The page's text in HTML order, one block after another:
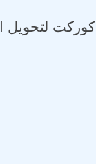
لتحويل